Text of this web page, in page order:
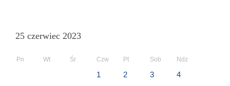
25 czerwiec 2023
Pn Wt Śr Czw Pt Sob Ndz
1 2 3 4